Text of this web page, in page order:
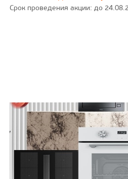
Срок проведения акции: до